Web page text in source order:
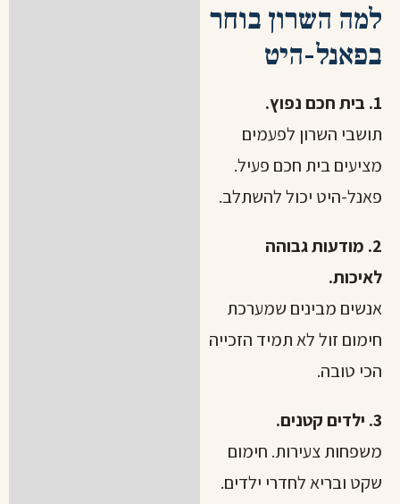
למה השרון בוחר
בפאנל-היט
1. בית חכם נפוץ.
תושבי השרון לפעמים
מציעים בית חכם פעיל.
פאנל-היט יכול להשתלב.
2. מודעות גבוהה
לאיכות.
אנשים מבינים שמערכת
חימום זול לא תמיד הזכייה
הכי טובה.
3. ילדים קטנים.
משפחות צעירות. חימום
שקט ובריא לחדרי ילדים.